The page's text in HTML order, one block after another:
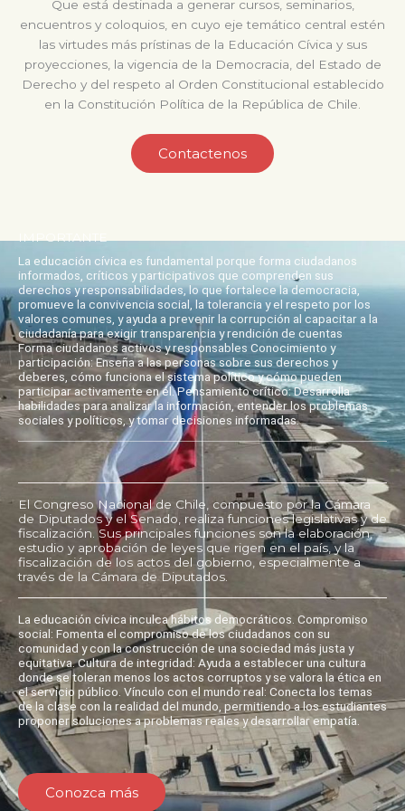
Que está destinada a generar cursos, seminarios,
encuentros y coloquios, en cuyo eje temático central estén
las virtudes más prístinas de la Educación Cívica y sus
proyecciones, la vigencia de la Democracia, del Estado de
Derecho y del respeto al Orden Constitucional establecido
en la Constitución Política de la República de Chile.
Contactenos
La educación cívica es fundamental porque forma ciudadanos
informados, críticos y participativos que comprenden sus
derechos y responsabilidades, lo que fortalece la democracia,
promueve la convivencia social, la tolerancia y el respeto por los
valores comunes, y ayuda a prevenir la corrupción al capacitar a la
ciudadanía para exigir transparencia y rendición de cuentas
Forma ciudadanos activos y responsables Conocimiento y
participación: Enseña a las personas sobre sus derechos y
deberes, cómo funciona el sistema político y cómo pueden
participar activamente en él. Pensamiento crítico: Desarrolla
habilidades para analizar la información, entender los problemas
sociales y políticos, y tomar decisiones informadas.
El Congreso Nacional de Chile, compuesto por la Cámara
de Diputados y el Senado, realiza funciones legislativas y de
fiscalización. Sus principales funciones son la elaboración,
estudio y aprobación de leyes que rigen en el país, y la
fiscalización de los actos del gobierno, especialmente a
través de la Cámara de Diputados.
La educación cívica inculca hábitos democráticos. Compromiso
social: Fomenta el compromiso de los ciudadanos con su
comunidad y con la construcción de una sociedad más justa y
equitativa. Cultura de integridad: Ayuda a establecer una cultura
donde se toleran menos los actos corruptos y se valora la ética en
el servicio público. Vínculo con el mundo real: Conecta los temas
de la clase con la realidad del mundo, permitiendo a los estudiantes
proponer soluciones a problemas reales y desarrollar empatía.
Conozca más